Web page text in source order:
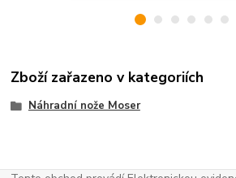
Zboží zařazeno v kategoriích
Náhradní nože Moser